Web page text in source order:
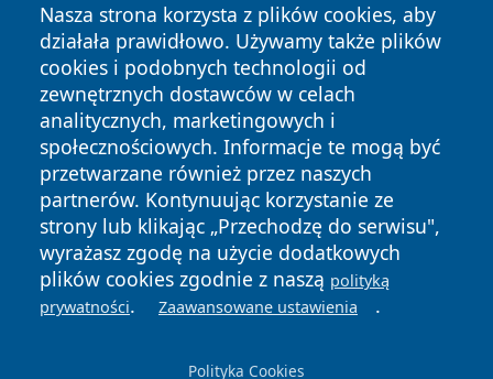
Nasza strona korzysta z plików cookies, aby
działała prawidłowo. Używamy także plików
cookies i podobnych technologii od
zewnętrznych dostawców w celach
analitycznych, marketingowych i
społecznościowych. Informacje te mogą być
przetwarzane również przez naszych
partnerów. Kontynuując korzystanie ze
strony lub klikając „Przechodzę do serwisu",
wyrażasz zgodę na użycie dodatkowych
plików cookies zgodnie z naszą polityką
prywatności. Zaawansowane ustawienia .
Polityka Cookies
Copyright © 2026 wostrowcu.pl Wszystkie prawa zastrzeżone.
News Autorzy
Polityka
Prywatności
Polityka
Cookies